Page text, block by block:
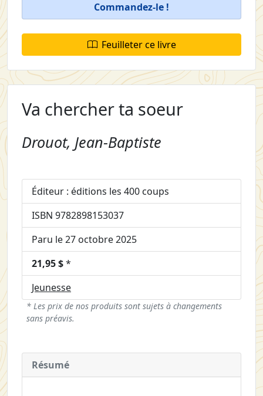
Commandez-le !
Feuilleter ce livre
Va chercher ta soeur
Drouot, Jean-Baptiste
Éditeur : éditions les 400 coups
ISBN 9782898153037
Paru le 27 octobre 2025
21,95 $*
Jeunesse
* Les prix de nos produits sont sujets à changements
sans préavis.
Résumé